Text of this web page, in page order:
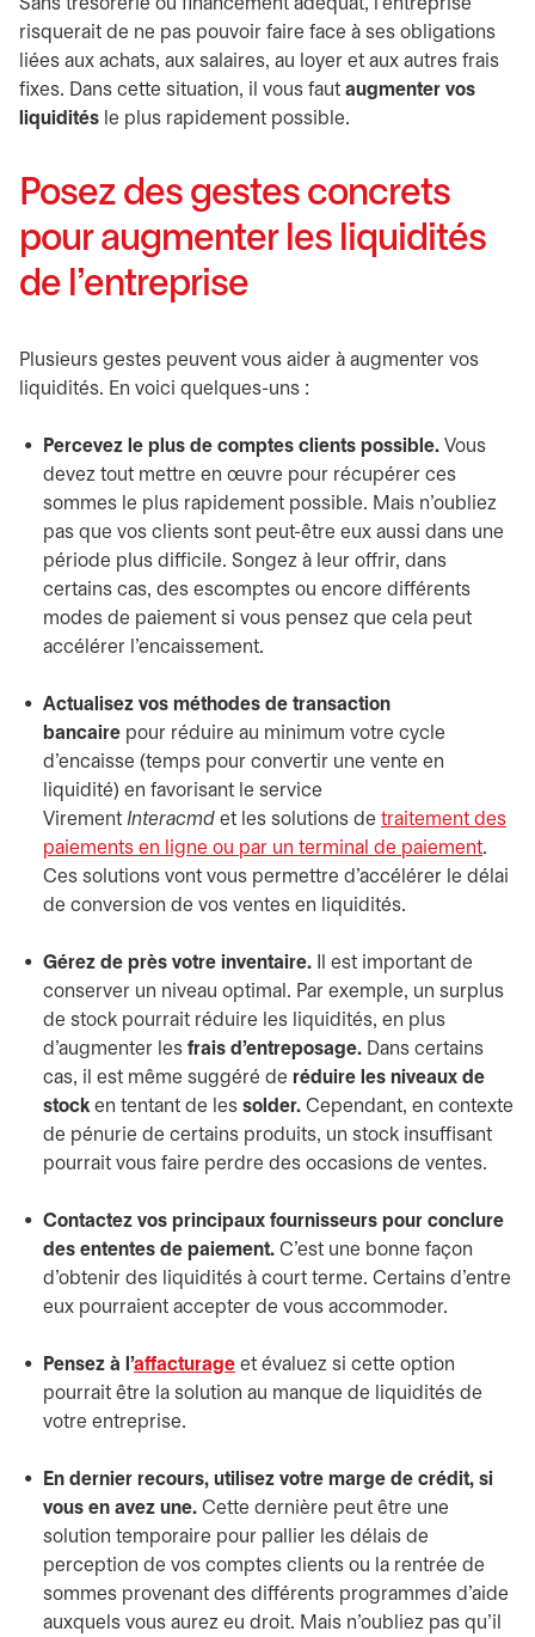
Sans trésorerie ou financement adéquat, l’entreprise
risquerait de ne pas pouvoir faire face à ses obligations
liées aux achats, aux salaires, au loyer et aux autres frais
fixes. Dans cette situation, il vous faut augmenter vos
liquidités le plus rapidement possible.
Posez des gestes concrets
pour augmenter les liquidités
de l’entreprise
Plusieurs gestes peuvent vous aider à augmenter vos
liquidités. En voici quelques-uns :
Percevez le plus de comptes clients possible. Vous
devez tout mettre en œuvre pour récupérer ces
sommes le plus rapidement possible. Mais n’oubliez
pas que vos clients sont peut-être eux aussi dans une
période plus difficile. Songez à leur offrir, dans
certains cas, des escomptes ou encore différents
modes de paiement si vous pensez que cela peut
accélérer l’encaissement.
Actualisez vos méthodes de transaction
bancaire pour réduire au minimum votre cycle
d’encaisse (temps pour convertir une vente en
liquidité) en favorisant le service
Virement Interacmd et les solutions de traitement des
paiements en ligne ou par un terminal de paiement.
Ces solutions vont vous permettre d’accélérer le délai
de conversion de vos ventes en liquidités.
Gérez de près votre inventaire. Il est important de
conserver un niveau optimal. Par exemple, un surplus
de stock pourrait réduire les liquidités, en plus
d’augmenter les frais d’entreposage. Dans certains
cas, il est même suggéré de réduire les niveaux de
stocken tentant de les solder. Cependant, en contexte
de pénurie de certains produits, un stock insuffisant
pourrait vous faire perdre des occasions de ventes.
Contactez vos principaux fournisseurs pour conclure
des ententes de paiement. C’est une bonne façon
d’obtenir des liquidités à court terme. Certains d’entre
eux pourraient accepter de vous accommoder.
Pensez à l’affacturage et évaluez si cette option
pourrait être la solution au manque de liquidités de
votre entreprise.
En dernier recours, utilisez votre marge de crédit, si
vous en avez une. Cette dernière peut être une
solution temporaire pour pallier les délais de
perception de vos comptes clients ou la rentrée de
sommes provenant des différents programmes d’aide
auxquels vous aurez eu droit. Mais n’oubliez pas qu’il